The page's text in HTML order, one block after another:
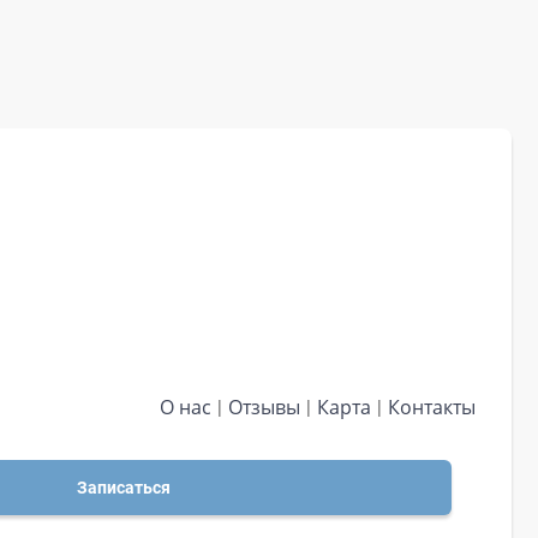
О нас Отзывы Карта Контакты
Записаться